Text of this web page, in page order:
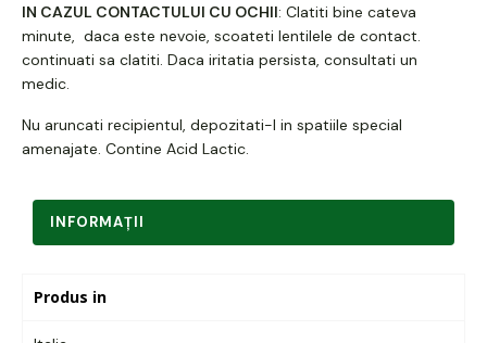
IN CAZUL CONTACTULUI CU OCHII: Clatiti bine cateva
minute, daca este nevoie, scoateti lentilele de contact.
continuati sa clatiti. Daca iritatia persista, consultati un
medic.
Nu aruncati recipientul, depozitati-l in spatiile special
amenajate. Contine Acid Lactic.
INFORMAŢII
Produs in